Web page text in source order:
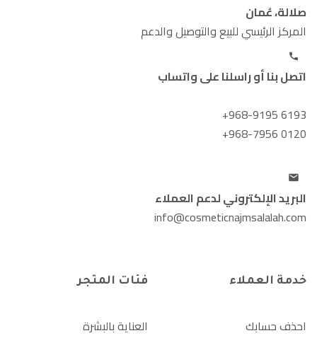
صلالة، عُمان
المركز الرئيسي للبيع والتوصيل والدعم
اتصل بنا أو راسلنا على واتساب
+968-9195 6193
+968-7956 0120
البريد الإلكتروني لدعم العملاء
info@cosmeticnajmsalalah.com
خدمة العملاء
احذف حسابك
فئات المتجر
العناية بالبشرة